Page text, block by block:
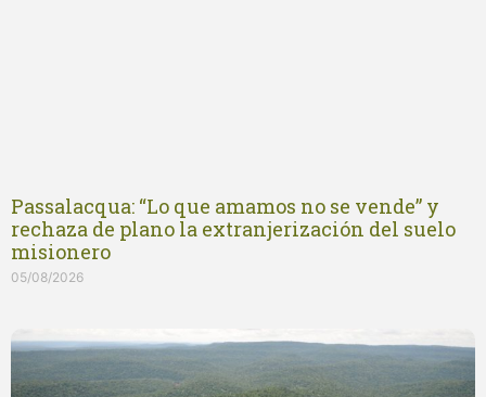
Passalacqua: “Lo que amamos no se vende” y
rechaza de plano la extranjerización del suelo
misionero
05/08/2026